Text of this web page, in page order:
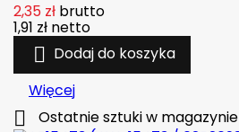
2,35 zł brutto
1,91 zł netto
 Dodaj do koszyka
Więcej
 Ostatnie sztuki w magazynie